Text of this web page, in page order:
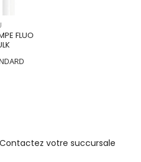
FLUO
votre succursale